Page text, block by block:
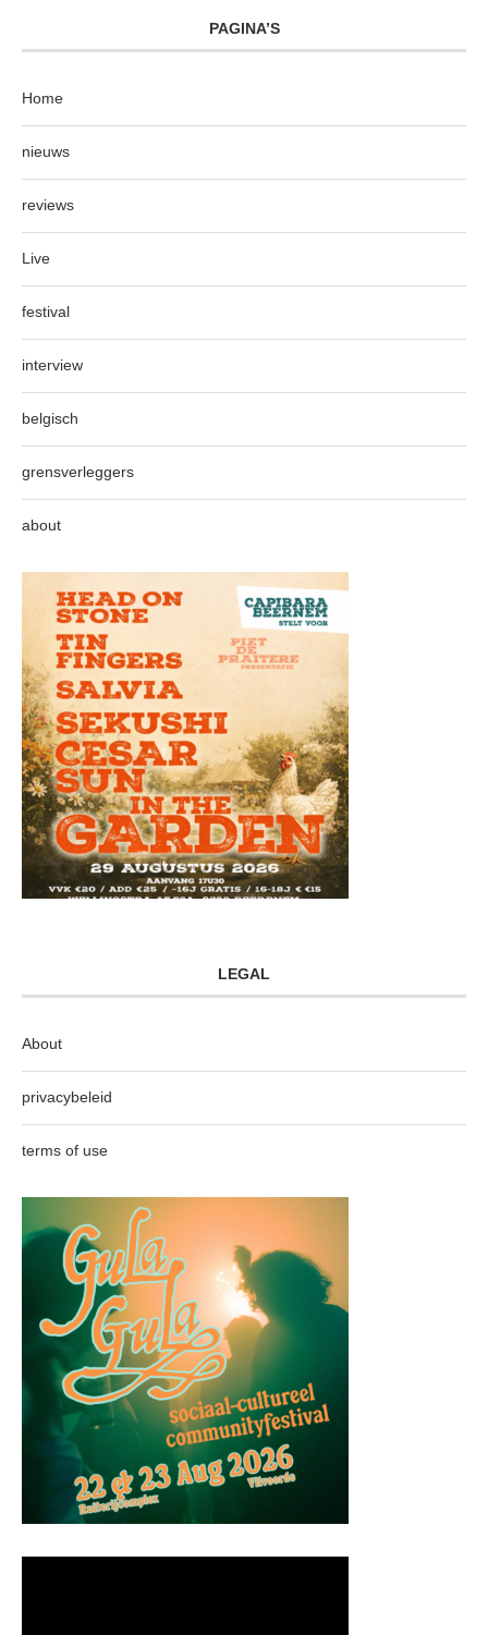
PAGINA’S
Home
nieuws
reviews
Live
festival
interview
belgisch
grensverleggers
about
LEGAL
About
privacybeleid
terms of use